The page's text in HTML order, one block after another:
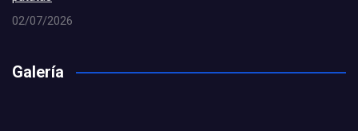
02/07/2026
Galería